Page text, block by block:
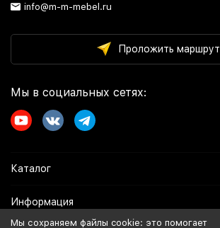
info@m-m-mebel.ru
Проложить маршрут
Мы в социальных сетях:
Каталог
Информация
Мы сохраняем файлы cookie: это помогает